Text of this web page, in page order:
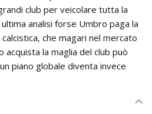
club per veicolare tutta la
analisi forse Umbro paga la
che magari nel mercato
acquista la maglia del club può
piano globale diventa invece